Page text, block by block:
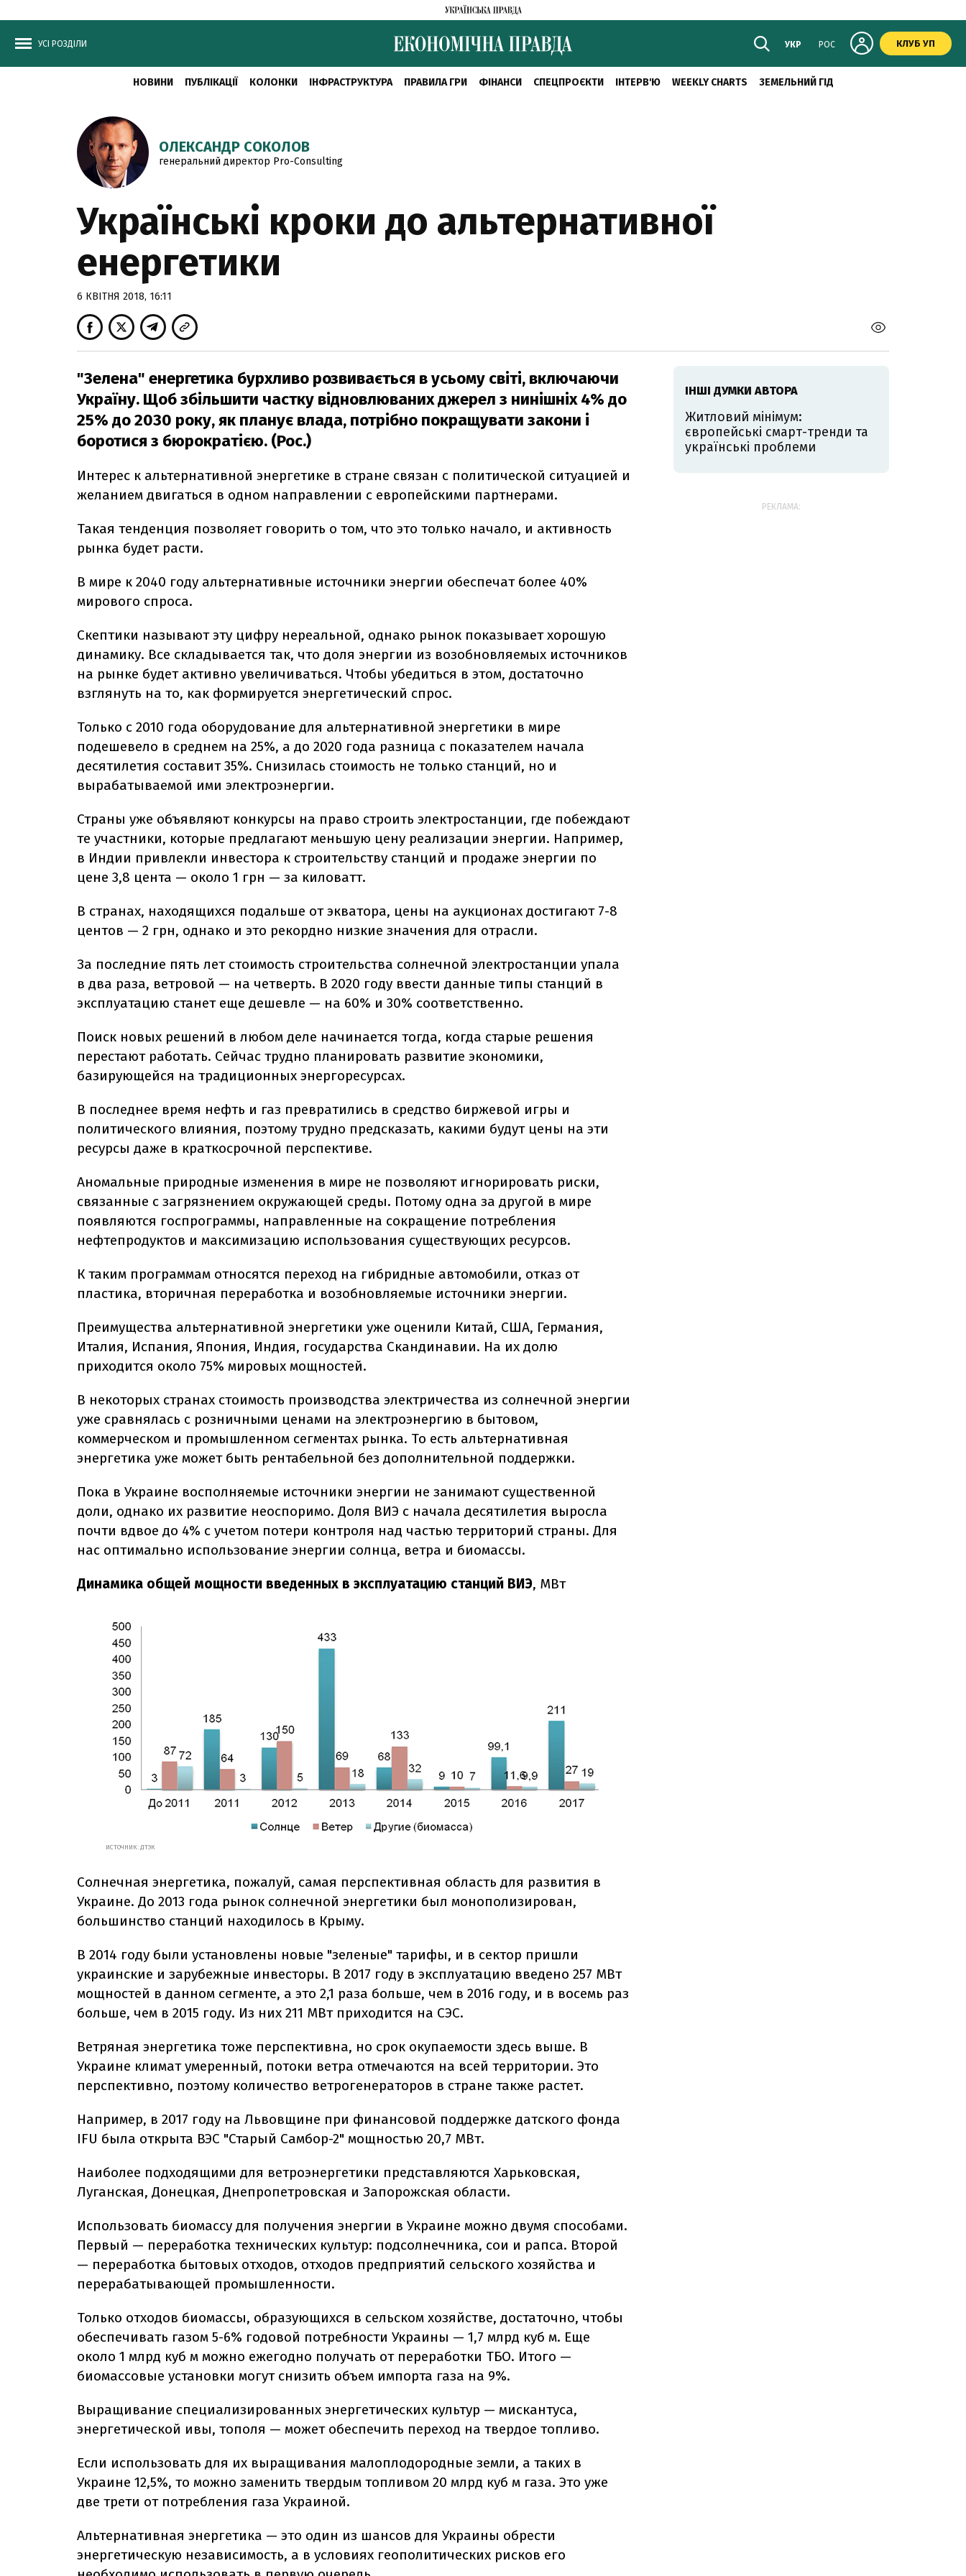
УСІ РОЗДІЛИ УКР РОС КЛУБ УП
НОВИНИ ПУБЛІКАЦІЇ КОЛОНКИ ІНФРАСТРУКТУРА ПРАВИЛА ГРИ ФІНАНСИ СПЕЦПРОЄКТИ ІНТЕРВ'Ю WEEKLY CHARTS ЗЕМЕЛЬНИЙ ГІД
ОЛЕКСАНДР СОКОЛОВ
генеральний директор Pro-Consulting
Українські кроки до альтернативної
енергетики
6 КВІТНЯ 2018, 16:11
"Зелена" енергетика бурхливо розвивається в усьому світі, включаючи
Україну. Щоб збільшити частку відновлюваних джерел з нинішніх 4% до
25% до 2030 року, як планує влада, потрібно покращувати закони і
боротися з бюрократією. (Рос.)
Интерес к альтернативной энергетике в стране связан с политической ситуацией и
желанием двигаться в одном направлении с европейскими партнерами.
Такая тенденция позволяет говорить о том, что это только начало, и активность
рынка будет расти.
В мире к 2040 году альтернативные источники энергии обеспечат более 40%
мирового спроса.
Скептики называют эту цифру нереальной, однако рынок показывает хорошую
динамику. Все складывается так, что доля энергии из возобновляемых источников
на рынке будет активно увеличиваться. Чтобы убедиться в этом, достаточно
взглянуть на то, как формируется энергетический спрос.
Только с 2010 года оборудование для альтернативной энергетики в мире
подешевело в среднем на 25%, а до 2020 года разница с показателем начала
десятилетия составит 35%. Снизилась стоимость не только станций, но и
вырабатываемой ими электроэнергии.
Страны уже объявляют конкурсы на право строить электростанции, где побеждают
те участники, которые предлагают меньшую цену реализации энергии. Например,
в Индии привлекли инвестора к строительству станций и продаже энергии по
цене 3,8 цента — около 1 грн — за киловатт.
В странах, находящихся подальше от экватора, цены на аукционах достигают 7-8
центов — 2 грн, однако и это рекордно низкие значения для отрасли.
За последние пять лет стоимость строительства солнечной электростанции упала
в два раза, ветровой — на четверть. В 2020 году ввести данные типы станций в
эксплуатацию станет еще дешевле — на 60% и 30% соответственно.
Поиск новых решений в любом деле начинается тогда, когда старые решения
перестают работать. Сейчас трудно планировать развитие экономики,
базирующейся на традиционных энергоресурсах.
В последнее время нефть и газ превратились в средство биржевой игры и
политического влияния, поэтому трудно предсказать, какими будут цены на эти
ресурсы даже в краткосрочной перспективе.
Аномальные природные изменения в мире не позволяют игнорировать риски,
связанные с загрязнением окружающей среды. Потому одна за другой в мире
появляются госпрограммы, направленные на сокращение потребления
нефтепродуктов и максимизацию использования существующих ресурсов.
К таким программам относятся переход на гибридные автомобили, отказ от
пластика, вторичная переработка и возобновляемые источники энергии.
Преимущества альтернативной энергетики уже оценили Китай, США, Германия,
Италия, Испания, Япония, Индия, государства Скандинавии. На их долю
приходится около 75% мировых мощностей.
В некоторых странах стоимость производства электричества из солнечной энергии
уже сравнялась с розничными ценами на электроэнергию в бытовом,
коммерческом и промышленном сегментах рынка. То есть альтернативная
энергетика уже может быть рентабельной без дополнительной поддержки.
Пока в Украине восполняемые источники энергии не занимают существенной
доли, однако их развитие неоспоримо. Доля ВИЭ с начала десятилетия выросла
почти вдвое до 4% с учетом потери контроля над частью территорий страны. Для
нас оптимально использование энергии солнца, ветра и биомассы.
Динамика общей мощности введенных в эксплуатацию станций ВИЭ, МВт
ИСТОЧНИК: ДТЭК
Солнечная энергетика, пожалуй, самая перспективная область для развития в
Украине. До 2013 года рынок солнечной энергетики был монополизирован,
большинство станций находилось в Крыму.
В 2014 году были установлены новые "зеленые" тарифы, и в сектор пришли
украинские и зарубежные инвесторы. В 2017 году в эксплуатацию введено 257 МВт
мощностей в данном сегменте, а это 2,1 раза больше, чем в 2016 году, и в восемь раз
больше, чем в 2015 году. Из них 211 МВт приходится на СЭС.
Ветряная энергетика тоже перспективна, но срок окупаемости здесь выше. В
Украине климат умеренный, потоки ветра отмечаются на всей территории. Это
перспективно, поэтому количество ветрогенераторов в стране также растет.
Например, в 2017 году на Львовщине при финансовой поддержке датского фонда
IFU была открыта ВЭС "Старый Самбор-2" мощностью 20,7 МВт.
Наиболее подходящими для ветроэнергетики представляются Харьковская,
Луганская, Донецкая, Днепропетровская и Запорожская области.
Использовать биомассу для получения энергии в Украине можно двумя способами.
Первый — переработка технических культур: подсолнечника, сои и рапса. Второй
— переработка бытовых отходов, отходов предприятий сельского хозяйства и
перерабатывающей промышленности.
Только отходов биомассы, образующихся в сельском хозяйстве, достаточно, чтобы
обеспечивать газом 5-6% годовой потребности Украины — 1,7 млрд куб м. Еще
около 1 млрд куб м можно ежегодно получать от переработки ТБО. Итого —
биомассовые установки могут снизить объем импорта газа на 9%.
Выращивание специализированных энергетических культур — мискантуса,
энергетической ивы, тополя — может обеспечить переход на твердое топливо.
Если использовать для их выращивания малоплодородные земли, а таких в
Украине 12,5%, то можно заменить твердым топливом 20 млрд куб м газа. Это уже
две трети от потребления газа Украиной.
Альтернативная энергетика — это один из шансов для Украины обрести
энергетическую независимость, а в условиях геополитических рисков его
ІНШІ ДУМКИ АВТОРА
Житловий мінімум:
європейські смарт-тренди та
українські проблеми
РЕКЛАМА: